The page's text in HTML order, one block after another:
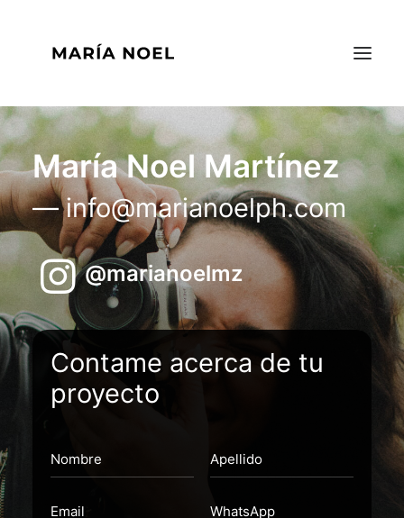
INICIO
PORTAFOLIO
ACERCA DE MI
CONTACTO
EN
María Noel Martínez
— info@marianoelph.com
@marianoelmz
Contame acerca de tu
proyecto